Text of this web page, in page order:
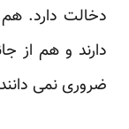
دخالت دارد. هم
دارند و هم از
ضروری نمی